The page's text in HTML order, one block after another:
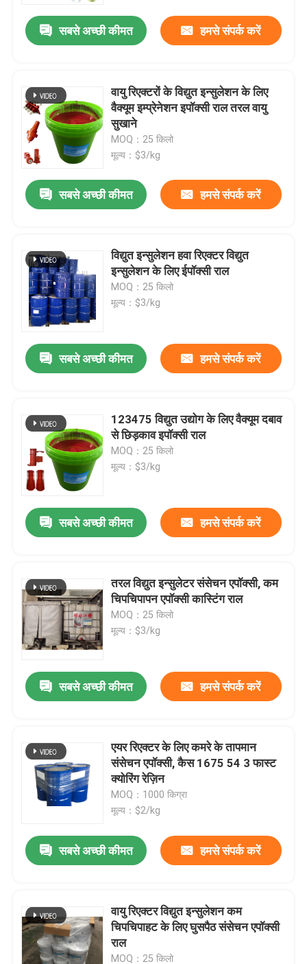
उत्पाद
हमारे बारे में
सबसे अच्छी कीमत हमसे संपर्क करें
वायु रिएक्टरों के विद्युत इन्सुलेशन के लिए
वैक्यूम इम्प्रेनेशन इपॉक्सी राल तरल वायु
सुखाने
MOQ：25 किलो
मूल्य：$3/kg
सबसे अच्छी कीमत हमसे संपर्क करें
विद्युत इन्सुलेशन हवा रिएक्टर विद्युत
इन्सुलेशन के लिए ईपॉक्सी राल
MOQ：25 किलो
मूल्य：$3/kg
सबसे अच्छी कीमत हमसे संपर्क करें
123475 विद्युत उद्योग के लिए वैक्यूम दबाव
से छिड़काव इपॉक्सी राल
MOQ：25 किलो
मूल्य：$3/kg
सबसे अच्छी कीमत हमसे संपर्क करें
तरल विद्युत इन्सुलेटर संसेचन एपॉक्सी, कम
चिपचिपापन एपॉक्सी कास्टिंग राल
MOQ：25 किलो
मूल्य：$3/kg
सबसे अच्छी कीमत हमसे संपर्क करें
एयर रिएक्टर के लिए कमरे के तापमान
संसेचन एपॉक्सी, कैस 1675 54 3 फास्ट
क्योरिंग रेज़िन
MOQ：1000 किग्रा
मूल्य：$2/kg
सबसे अच्छी कीमत हमसे संपर्क करें
वायु रिएक्टर विद्युत इन्सुलेशन कम
चिपचिपाहट के लिए घुसपैठ संसेचन एपॉक्सी
राल
MOQ：25 किलो